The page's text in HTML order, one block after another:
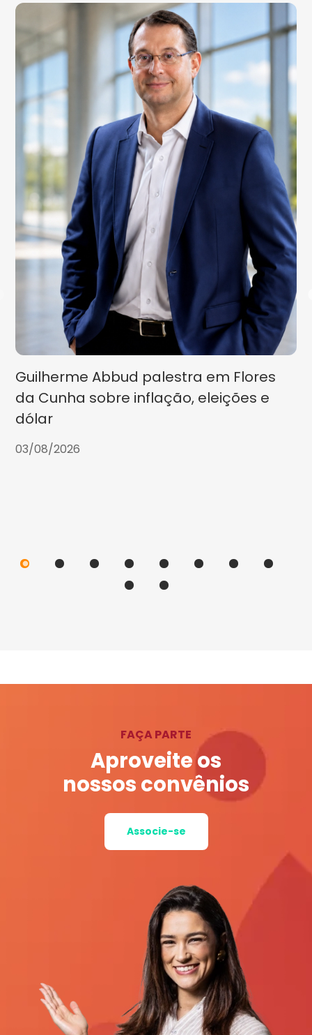
Guilherme Abbud palestra em Flores
da Cunha sobre inflação, eleições e
dólar
03/08/2026
FAÇA PARTE
Aproveite os
nossos convênios
Associe-se